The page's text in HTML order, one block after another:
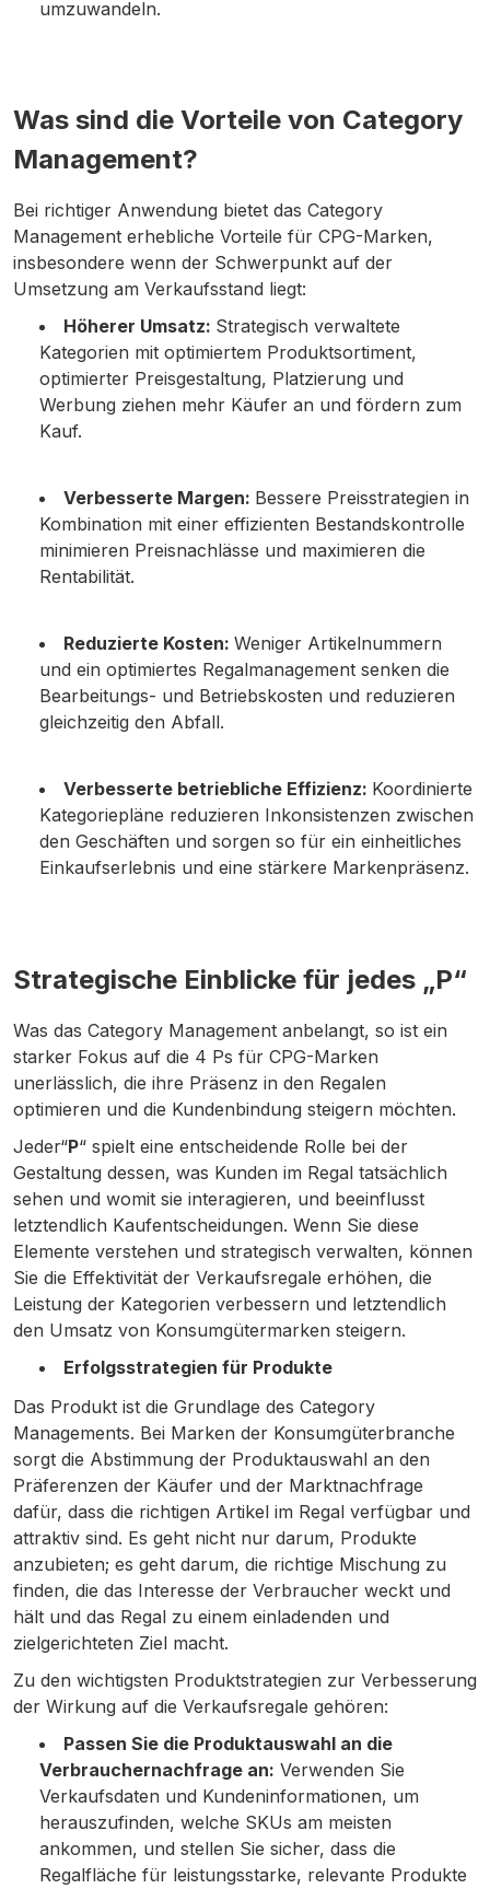
umzuwandeln.
Was sind die Vorteile von Category
Management?
Bei richtiger Anwendung bietet das Category
Management erhebliche Vorteile für CPG-Marken,
insbesondere wenn der Schwerpunkt auf der
Umsetzung am Verkaufsstand liegt:
Höherer Umsatz: Strategisch verwaltete
Kategorien mit optimiertem Produktsortiment,
optimierter Preisgestaltung, Platzierung und
Werbung ziehen mehr Käufer an und fördern zum
Kauf.
Verbesserte Margen: Bessere Preisstrategien in
Kombination mit einer effizienten Bestandskontrolle
minimieren Preisnachlässe und maximieren die
Rentabilität.
Reduzierte Kosten: Weniger Artikelnummern
und ein optimiertes Regalmanagement senken die
Bearbeitungs- und Betriebskosten und reduzieren
gleichzeitig den Abfall.
Verbesserte betriebliche Effizienz: Koordinierte
Kategoriepläne reduzieren Inkonsistenzen zwischen
den Geschäften und sorgen so für ein einheitliches
Einkaufserlebnis und eine stärkere Markenpräsenz.
Strategische Einblicke für jedes „P“
Was das Category Management anbelangt, so ist ein
starker Fokus auf die 4 Ps für CPG-Marken
unerlässlich, die ihre Präsenz in den Regalen
optimieren und die Kundenbindung steigern möchten.
Jeder“P“ spielt eine entscheidende Rolle bei der
Gestaltung dessen, was Kunden im Regal tatsächlich
sehen und womit sie interagieren, und beeinflusst
letztendlich Kaufentscheidungen. Wenn Sie diese
Elemente verstehen und strategisch verwalten, können
Sie die Effektivität der Verkaufsregale erhöhen, die
Leistung der Kategorien verbessern und letztendlich
den Umsatz von Konsumgütermarken steigern.
Erfolgsstrategien für Produkte
Das Produkt ist die Grundlage des Category
Managements. Bei Marken der Konsumgüterbranche
sorgt die Abstimmung der Produktauswahl an den
Präferenzen der Käufer und der Marktnachfrage
dafür, dass die richtigen Artikel im Regal verfügbar und
attraktiv sind. Es geht nicht nur darum, Produkte
anzubieten; es geht darum, die richtige Mischung zu
finden, die das Interesse der Verbraucher weckt und
hält und das Regal zu einem einladenden und
zielgerichteten Ziel macht.
Zu den wichtigsten Produktstrategien zur Verbesserung
der Wirkung auf die Verkaufsregale gehören:
Passen Sie die Produktauswahl an die
Verbrauchernachfrage an: Verwenden Sie
Verkaufsdaten und Kundeninformationen, um
herauszufinden, welche SKUs am meisten
ankommen, und stellen Sie sicher, dass die
Regalfläche für leistungsstarke, relevante Produkte